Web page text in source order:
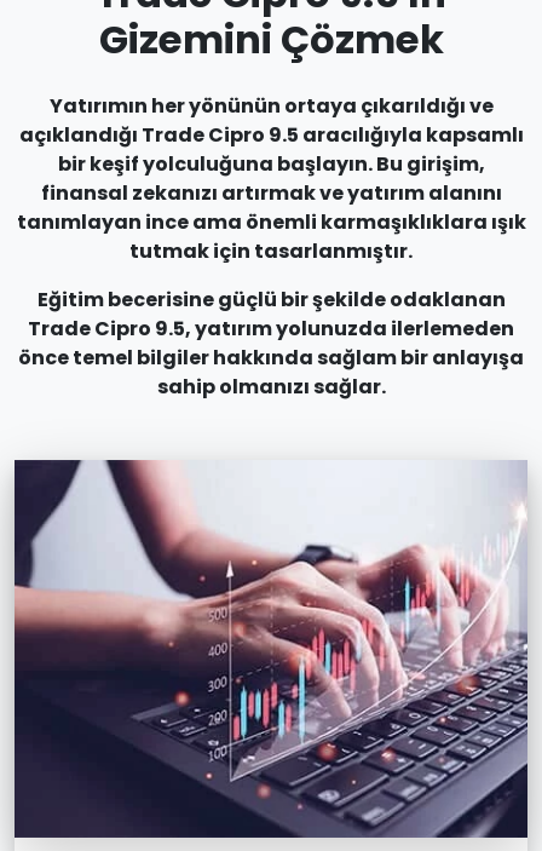
Gizemini Çözmek
Yatırımın her yönünün ortaya çıkarıldığı ve
açıklandığı Trade Cipro 9.5 aracılığıyla kapsamlı
bir keşif yolculuğuna başlayın. Bu girişim,
finansal zekanızı artırmak ve yatırım alanını
tanımlayan ince ama önemli karmaşıklıklara ışık
tutmak için tasarlanmıştır.
Eğitim becerisine güçlü bir şekilde odaklanan
Trade Cipro 9.5, yatırım yolunuzda ilerlemeden
önce temel bilgiler hakkında sağlam bir anlayışa
sahip olmanızı sağlar.